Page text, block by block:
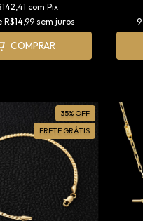
com Pix
R$14,99 sem juros
COMPRAR
9
35% OFF
FRETE GRÁTIS